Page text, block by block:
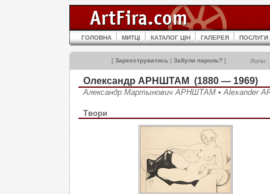
ГОЛОВНА МИТЦІ КАТАЛОГ ЦІН ГАЛЕРЕЯ ПОСЛУГИ
[ Зареєструватись | Забули пароль? ] Логін:
Олександр АРНШТАМ (1880 — 1969)
Александр Мартынович АРНШТАМ • Alexander
Твори